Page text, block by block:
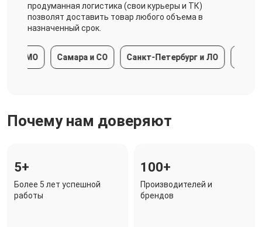
продуманная логистика (свои курьеры и ТК)
позволят доставить товар любого объема в
назначенный срок.
Самара и СО Санкт-Петербург и ЛО
Почему нам доверяют
5+
Более 5 лет успешной
работы
100+
Производителей и
брендов